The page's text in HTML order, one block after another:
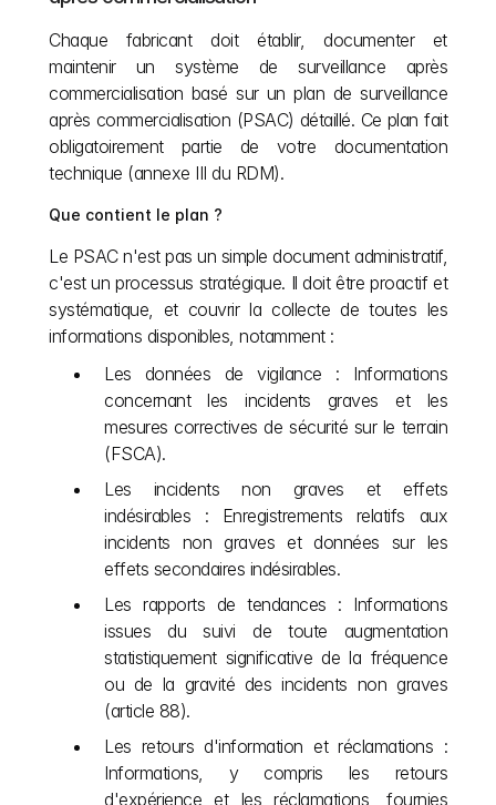
Chaque fabricant doit établir, documenter et
maintenir un système de surveillance après
commercialisation basé sur un plan de surveillance
après commercialisation (PSAC) détaillé. Ce plan fait
obligatoirement partie de votre documentation
technique (annexe III du RDM).
Que contient le plan ?
Le PSAC n'est pas un simple document administratif,
c'est un processus stratégique. Il doit être proactif et
systématique, et couvrir la collecte de toutes les
informations disponibles, notamment :
Les données de vigilance : Informations
concernant les incidents graves et les
mesures correctives de sécurité sur le terrain
(FSCA).
Les incidents non graves et effets
indésirables : Enregistrements relatifs aux
incidents non graves et données sur les
effets secondaires indésirables.
Les rapports de tendances : Informations
issues du suivi de toute augmentation
statistiquement significative de la fréquence
ou de la gravité des incidents non graves
(article 88).
Les retours d'information et réclamations :
Informations, y compris les retours
d'expérience et les réclamations, fournies